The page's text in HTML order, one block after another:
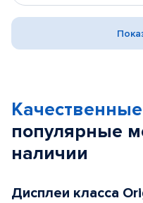
популярные
наличии
Дисплеи класса